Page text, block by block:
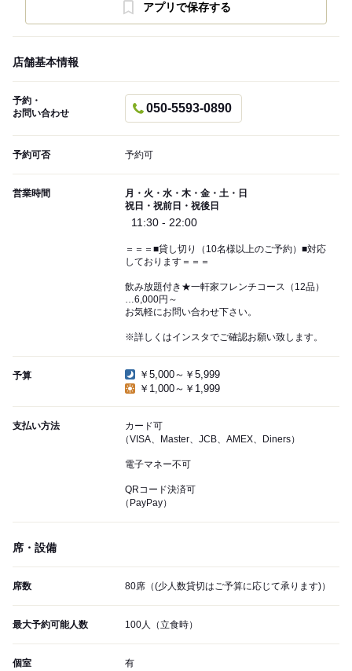
アプリで保存する
店舗基本情報
予約・
お問い合わせ
050-5593-0890
予約可否 予約可
営業時間
月・火・水・木・金・土・日
祝日・祝前日・祝後日
11:30 - 22:00
＝＝＝■貸し切り（10名様以上のご予約）■対応
しております＝＝＝
飲み放題付き★一軒家フレンチコース（12品）
…6,000円～
お気軽にお問い合わせ下さい。
※詳しくはインスタでご確認お願い致します。
予算
￥5,000～￥5,999
￥1,000～￥1,999
支払い方法
カード可
（VISA、Master、JCB、AMEX、Diners）
電子マネー不可
QRコード決済可
（PayPay）
席・設備
席数 80席（(少人数貸切はご予算に応じて承ります)）
最大予約可能人数 100人（立食時）
個室
有